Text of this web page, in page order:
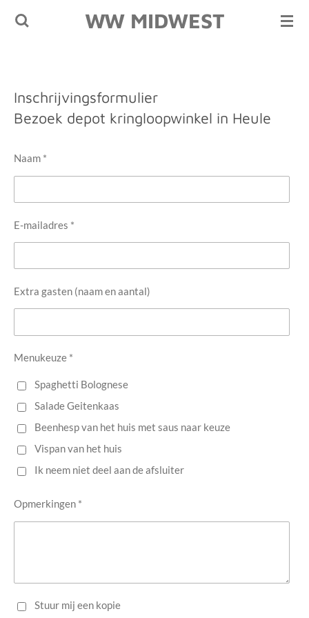
Ga
hoofdinhoud
WW MIDWEST
Inschrijvingsformulier
Bezoek depot kringloopwinkel in Heule
Naam *
E-mailadres *
Extra gasten (naam en aantal)
Menukeuze *
Spaghetti Bolognese
Salade Geitenkaas
Beenhesp van het huis met saus naar keuze
Vispan van het huis
Ik neem niet deel aan de afsluiter
Opmerkingen *
Stuur mij een kopie